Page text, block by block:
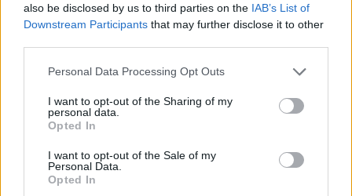
also be disclosed by us to third parties on the IAB’s List of
Downstream Participants that may further disclose it to other
Personal Data Processing Opt Outs
I want to opt-out of the Sharing of my
personal data.
Opted In
I want to opt-out of the Sale of my
Personal Data.
Opted In
Bamze,pepa551,krisi026 и3 другихаресват това.
tanyamery
ka-linka каза:
не съм Муши, но ги потърсих в редовете
пиршество на войните, заблести и засияй и викингски
диск са от Викингска сага -6